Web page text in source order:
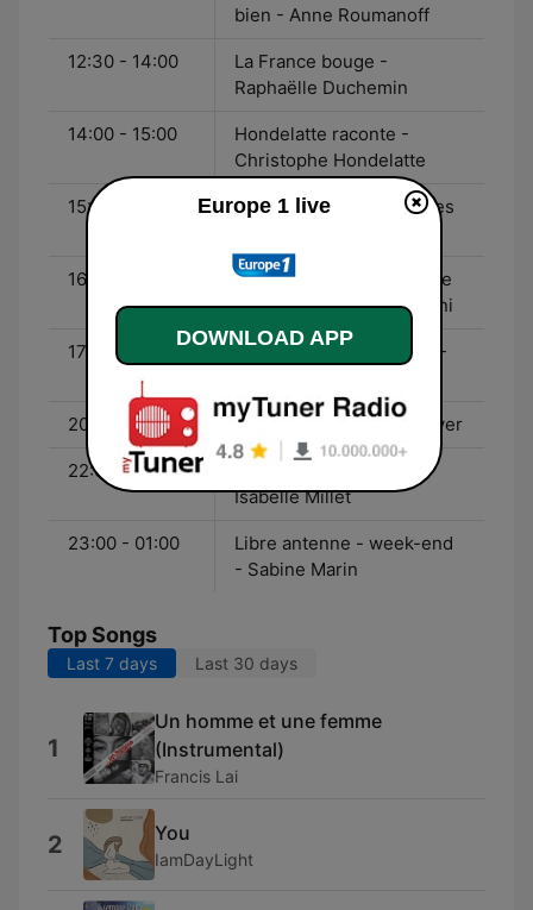
bien - Anne Roumanoff
12:30 - 14:00
La France bouge -
Raphaëlle Duchemin
14:00 - 15:00
Hondelatte raconte -
Christophe Hondelatte
15:00 - 16:00
Partagez vos expériences
16:00 - 17:00
Êtes-vous prêts à jouer le
jeu ? - Laurence Boccolini
17:00 - 20:00
Le grand journal du soir -
20:00 - 22:00 Musique ! - Emilie Mazoyer
22:00 - 22:30
Isabelle Millet
23:00 - 01:00
Libre antenne - week-end
- Sabine Marin
Top Songs
Last 7 days Last 30 days
1
Un homme et une femme
(Instrumental)
Francis Lai
2 You
IamDayLight
Europe 1 live
DOWNLOAD APP